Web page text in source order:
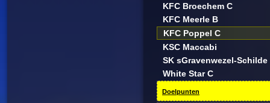
KFC Broechem C
KFC Meerle B
KFC Poppel C
KSC Maccabi
SK sGravenwezel-Schilde
White Star C
Doelpunten